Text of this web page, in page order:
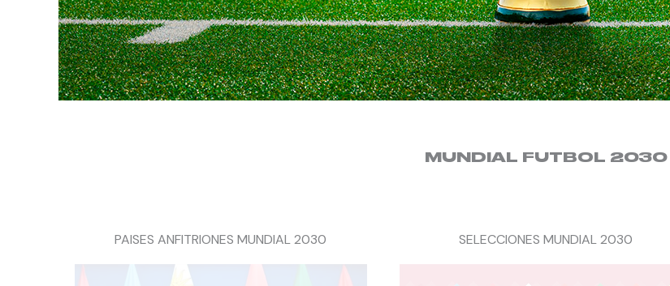
MUNDIAL FUTBOL 2030
PAISES ANFITRIONES MUNDIAL 2030 SELECCIONES MUNDIAL 2030